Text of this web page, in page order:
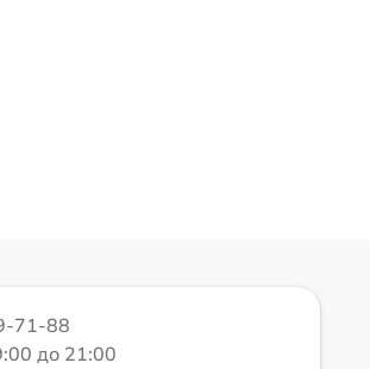
71-88
до 21:00